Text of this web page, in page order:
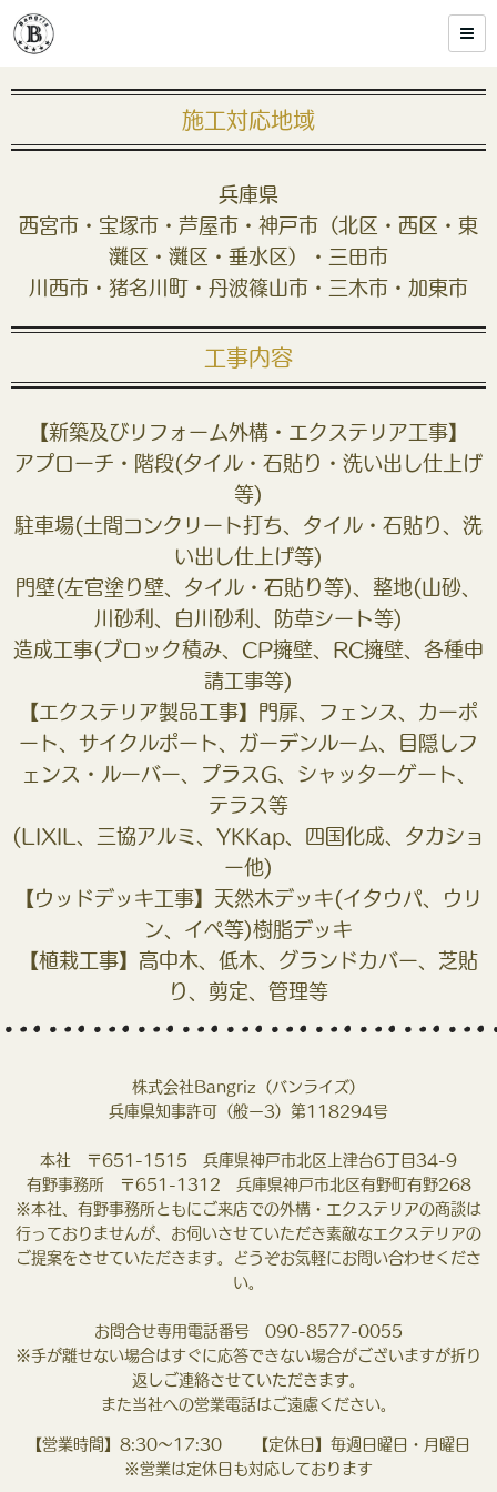
施工対応地域
兵庫県
西宮市・宝塚市・芦屋市・神戸市（北区・西区・東
灘区・灘区・垂水区）・三田市
川西市・猪名川町・丹波篠山市・三木市・加東市
工事内容
【新築及びリフォーム外構・エクステリア工事】
アプローチ・階段(タイル・石貼り・洗い出し仕上げ
等)
駐車場(土間コンクリート打ち、タイル・石貼り、洗
い出し仕上げ等)
門壁(左官塗り壁、タイル・石貼り等)、整地(山砂、
川砂利、白川砂利、防草シート等)
造成工事(ブロック積み、CP擁壁、RC擁壁、各種申
請工事等)
【エクステリア製品工事】門扉、フェンス、カーポ
ート、サイクルポート、ガーデンルーム、目隠しフ
ェンス・ルーバー、プラスG、シャッターゲート、
テラス等
(LIXIL、三協アルミ、YKKap、四国化成、タカショ
ー他)
【ウッドデッキ工事】天然木デッキ(イタウパ、ウリ
ン、イぺ等)樹脂デッキ
【植栽工事】高中木、低木、グランドカバー、芝貼
り、剪定、管理等
株式会社Bangriz（バンライズ）
兵庫県知事許可（般ー3）第118294号
本社 〒651-1515 兵庫県神戸市北区上津台6丁目34-9
有野事務所 〒651-1312 兵庫県神戸市北区有野町有野268
※本社、有野事務所ともにご来店での外構・エクステリアの商談は
行っておりませんが、お伺いさせていただき素敵なエクステリアの
ご提案をさせていただきます。どうぞお気軽にお問い合わせくださ
い。
お問合せ専用電話番号 090-8577-0055
※手が離せない場合はすぐに応答できない場合がございますが折り
返しご連絡させていただきます。
また当社への営業電話はご遠慮ください。
【営業時間】8:30～17:30 【定休日】毎週日曜日・月曜日
※営業は定休日も対応しております